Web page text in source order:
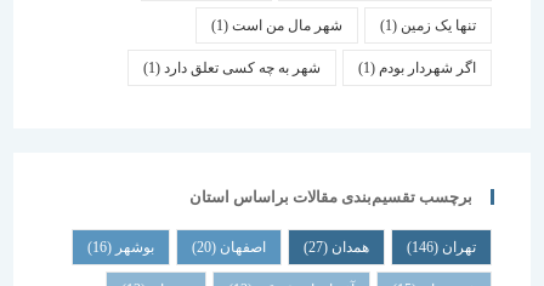
تنها یک زمین(1) شهر مال من است(1)
اگر شهردار بودم (1) شهر به چه کسی تعلق دارد(1)
برچسب تقسیم‌بندی مقالات براساس استان
همدان اصفهان (20) بوشهر